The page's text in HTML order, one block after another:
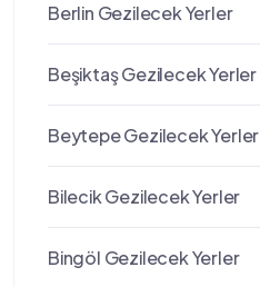
Berlin Gezilecek Yerler
Beşiktaş Gezilecek Yerler
Beytepe Gezilecek Yerler
Bilecik Gezilecek Yerler
Bingöl Gezilecek Yerler